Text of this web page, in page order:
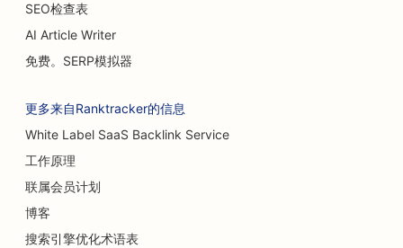
SEO检查表
AI Article Writer
免费。SERP模拟器
更多来自Ranktracker的信息
White Label SaaS Backlink Service
工作原理
联属会员计划
博客
搜索引擎优化术语表